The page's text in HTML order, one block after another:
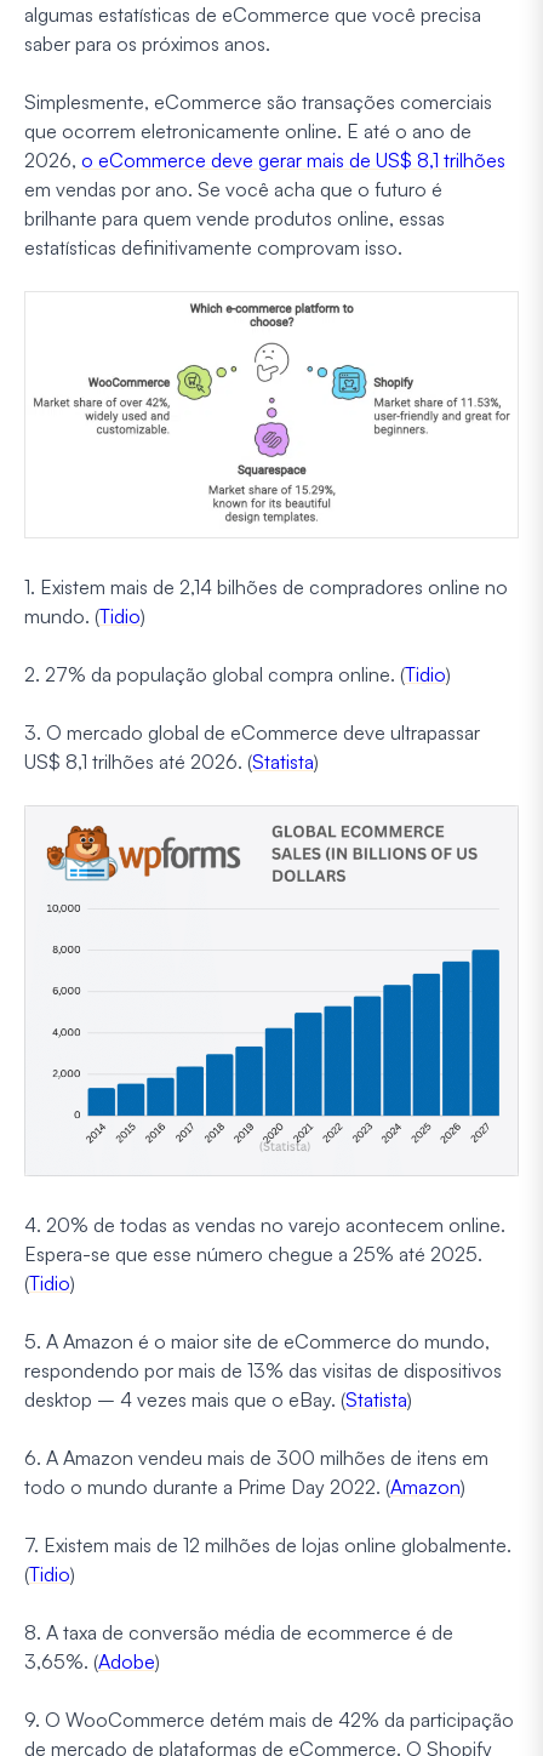
algumas estatísticas de eCommerce que você precisa
saber para os próximos anos.
Simplesmente, eCommerce são transações comerciais
que ocorrem eletronicamente online. E até o ano de
2026, o eCommerce deve gerar mais de US$ 8,1 trilhões
em vendas por ano. Se você acha que o futuro é
brilhante para quem vende produtos online, essas
estatísticas definitivamente comprovam isso.
1. Existem mais de 2,14 bilhões de compradores online no
mundo. (Tidio)
2. 27% da população global compra online. (Tidio)
3. O mercado global de eCommerce deve ultrapassar
US$ 8,1 trilhões até 2026. (Statista)
4. 20% de todas as vendas no varejo acontecem online.
Espera-se que esse número chegue a 25% até 2025.
(Tidio)
5. A Amazon é o maior site de eCommerce do mundo,
respondendo por mais de 13% das visitas de dispositivos
desktop – 4 vezes mais que o eBay. (Statista)
6. A Amazon vendeu mais de 300 milhões de itens em
todo o mundo durante a Prime Day 2022. (Amazon)
7. Existem mais de 12 milhões de lojas online globalmente.
(Tidio)
8. A taxa de conversão média de ecommerce é de
3,65%. (Adobe)
9. O WooCommerce detém mais de 42% da participação
de mercado de plataformas de eCommerce. O Shopify